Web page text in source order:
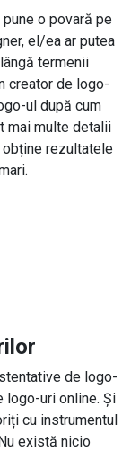
o povară pe
el/ea ar putea
termenii
creator de logo-
ul după cum
mai multe detalii
rezultatele
de logo-
logo-uri online. Și
cu instrumentul
există nicio